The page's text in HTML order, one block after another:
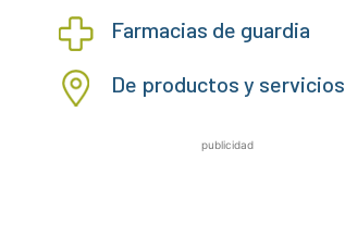
Farmacias de guardia
De productos y servicios
publicidad